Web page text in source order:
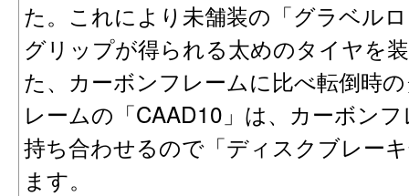
た。これにより未舗装の「グラベル
グリップが得られる太めのタイヤを
た、カーボンフレームに比べ転倒時
レームの「CAAD10」は、カーボン
持ち合わせるので「ディスクブレー
ます。